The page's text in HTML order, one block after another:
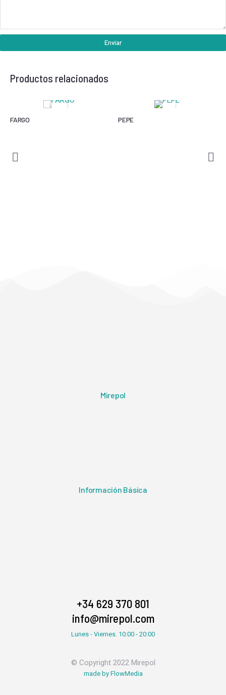
Enviar
Productos relacionados
FARGO PEPE
Mirepol
Información Básica
+34 629 370 801
info@mirepol.com
Lunes - Viernes. 10:00 - 20:00
© Copyright 2022 Mirepol
made by FlowMedia